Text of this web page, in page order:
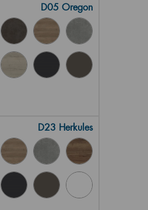
D05 Oregon
D23 Herkules